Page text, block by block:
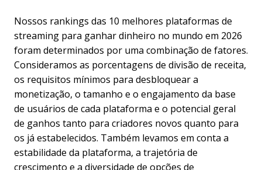
Nossos rankings das 10 melhores plataformas de
streaming para ganhar dinheiro no mundo em 2026
foram determinados por uma combinação de fatores.
Consideramos as porcentagens de divisão de receita,
os requisitos mínimos para desbloquear a
monetização, o tamanho e o engajamento da base
de usuários de cada plataforma e o potencial geral
de ganhos tanto para criadores novos quanto para
os já estabelecidos. Também levamos em conta a
estabilidade da plataforma, a trajetória de
crescimento e a diversidade de opções de